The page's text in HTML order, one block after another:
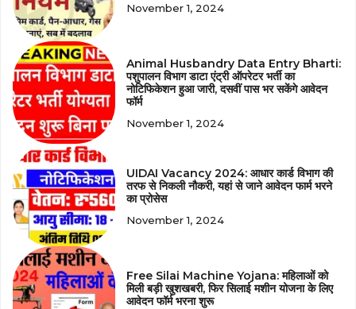
November 1, 2024
Animal Husbandry Data Entry Bharti:
पशुपालन विभाग डाटा एंट्री ऑपरेटर भर्ती का
नोटिफिकेशन हुआ जारी, दसवीं पास भर सकेंगे आवेदन
फॉर्म
November 1, 2024
UIDAI Vacancy 2024: आधार कार्ड विभाग की
तरफ से निकली नौकरी, यहां से जाने आवेदन फार्म भरने
का प्रोसेस
November 1, 2024
Free Silai Machine Yojana: महिलाओं को
मिली बड़ी खुशखबरी, फिर सिलाई मशीन योजना के लिए
आवेदन फॉर्म भरना शुरू